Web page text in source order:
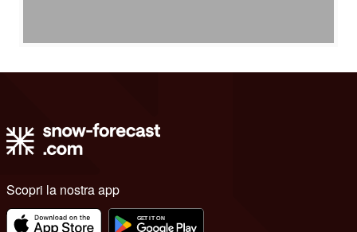
Scopri la nostra app